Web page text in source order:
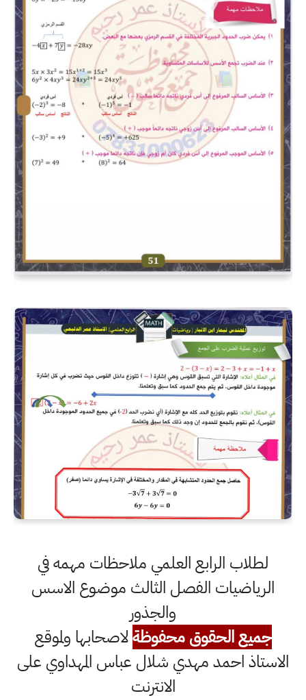
لطلاب الرابع العلمي ملاحظات مهمه في
الرياضيات الفصل الثالث موضوع الاسس
والجذور
جميع الحقوق محفوظةلاصحابها ولموقع
الاستاذ احمد مهدي شلال عباس المهداوي على
الانترنت